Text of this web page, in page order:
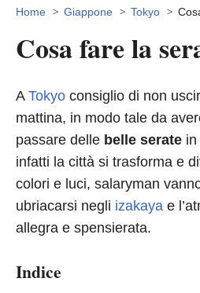
Home Giappone Tokyo
Cosa fare la
A Tokyo consiglio di non
mattina, in modo tale da
passare delle belle serate
infatti la città si trasforma e
colori e luci, salaryman
ubriacarsi negli izakaya e
allegra e spensierata.
Indice